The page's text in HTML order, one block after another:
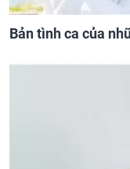
Bản tình ca của